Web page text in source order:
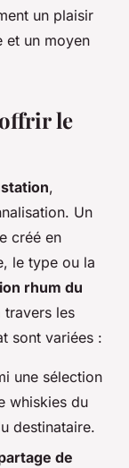
un plaisir
et un moyen
le
,
Un
créé en
le type ou la
rhum du
travers les
sont variées :
une sélection
whiskies du
destinataire.
de